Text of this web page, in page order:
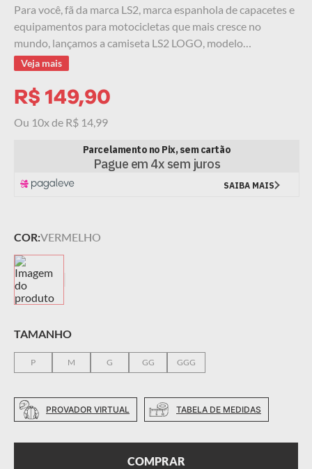
Para você, fã da marca LS2, marca espanhola de capacetes e
equipamentos para motocicletas que mais cresce no
mundo, lançamos a camiseta LS2 LOGO, modelo
confeccionado 100% em algodão, com costuras reforçadas.
Veja mais
R$ 149,90
Ou 10x de R$ 14,99
COR:VERMELHO
TAMANHO
P M G GG GGG
PROVADOR VIRTUAL TABELA DE MEDIDAS
COMPRAR
9 starwar
10º capacete masculino